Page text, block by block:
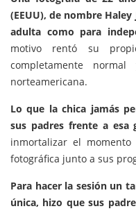
(EEUU), de nombre
adulta como para
motivo rentó su
completamente
norteamericana.
Lo que la chica jamás
sus padres frente a esa
inmortalizar el
fotográfica junto a sus
Para hacer la sesión un
única, hizo que sus